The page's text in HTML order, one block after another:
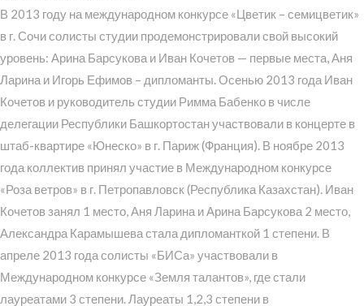
В 2013 году на международном конкурсе «Цветик – семицветик»
в г. Сочи солисты студии продемонстрировали свой высокий
уровень: Арина Барсукова и Иван Кочетов — первые места, Аня
Ларина и Игорь Ефимов – дипломанты. Осенью 2013 года Иван
Кочетов и руководитель студии Римма Бабенко в числе
делегации Республики Башкортостан участвовали в концерте в
штаб-квартире «Юнеско» в г. Париж (Франция). В ноябре 2013
года коллектив принял участие в Международном конкурсе
«Роза ветров» в г. Петропавловск (Республика Казахстан). Иван
Кочетов занял 1 место, Аня Ларина и Арина Барсукова 2 место,
Александра Карамышева стала дипломанткой 1 степени. В
апреле 2013 года солисты «БИСа» участвовали в
Международном конкурсе «Земля талантов», где стали
лауреатами 3 степени. Лауреаты 1,2,3 степени в